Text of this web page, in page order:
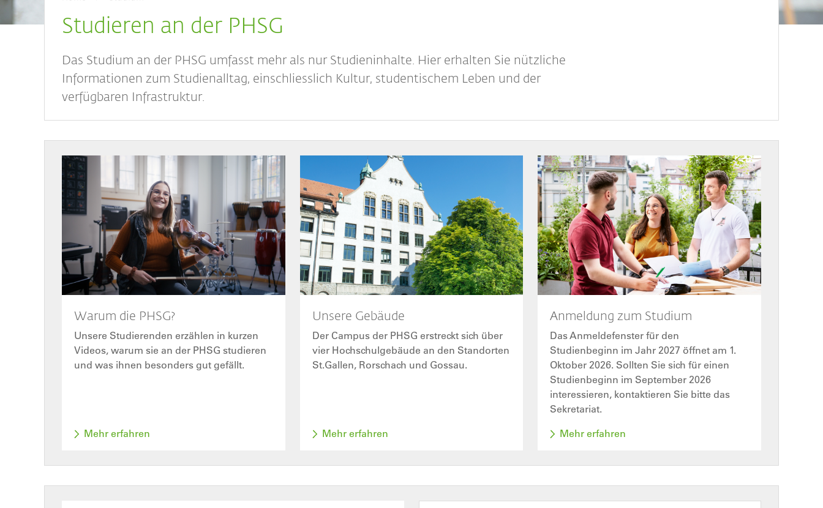
Studieren an der PHSG
Das Studium an der PHSG umfasst mehr als nur Studieninhalte. Hier erhalten Sie nützliche
Informationen zum Studienalltag, einschliesslich Kultur, studentischem Leben und der
verfügbaren Infrastruktur.
Bild
Warum die PHSG?
Unsere Studierenden erzählen in kurzen
Videos, warum sie an der PHSG studieren
und was ihnen besonders gut gefällt.
Mehr erfahren
Unsere Gebäude
Der Campus der PHSG erstreckt sich über
vier Hochschulgebäude an den Standorten
St.Gallen, Rorschach und Gossau.
Mehr erfahren
Bild
Anmeldung zum Studium
Das Anmeldefenster für den
Studienbeginn im Jahr 2027 öffnet am 1.
Oktober 2026. Sollten Sie sich für einen
Studienbeginn im September 2026
interessieren, kontaktieren Sie bitte das
Sekretariat.
Mehr erfahren